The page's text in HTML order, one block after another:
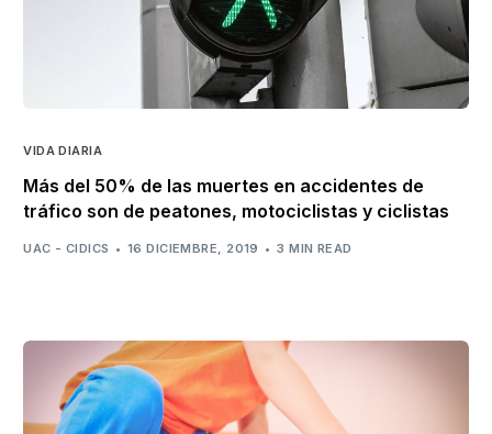
VIDA DIARIA
Más del 50% de las muertes en accidentes de
tráfico son de peatones, motociclistas y ciclistas
UAC - CIDICS 16 DICIEMBRE, 2019 3 MIN READ